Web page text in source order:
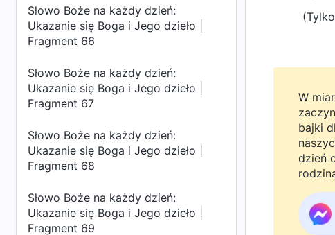
Słowo Boże na każdy dzień:
Ukazanie się Boga i Jego dzieło |
Fragment 66
Słowo Boże na każdy dzień:
Ukazanie się Boga i Jego dzieło |
Fragment 67
Słowo Boże na każdy dzień:
Ukazanie się Boga i Jego dzieło |
Fragment 68
Słowo Boże na każdy dzień:
Ukazanie się Boga i Jego dzieło |
Fragment 69
W
bajki
dzień
Bożą
do